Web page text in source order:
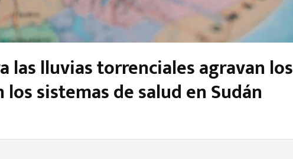
las lluvias torrenciales agravan los
sistemas de salud en Sudán